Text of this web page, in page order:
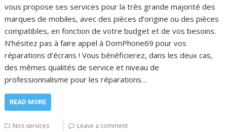
vous propose ses services pour la très grande majorité des
marques de mobiles, avec des pièces d’origine ou des pièces
compatibles, en fonction de votre budget et de vos besoins.
N’hésitez pas à faire appel à DomPhone69 pour vos
réparations d’écrans ! Vous bénéficierez, dans les deux cas,
des mêmes qualités de service et niveau de
professionnalisme pour les réparations…
READ MORE
Nos services Leave a comment